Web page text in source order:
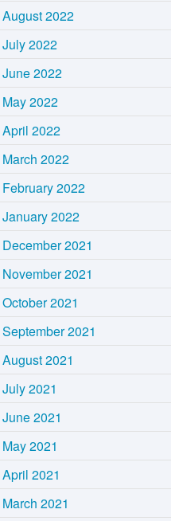
August 2022
July 2022
June 2022
May 2022
April 2022
March 2022
February 2022
January 2022
December 2021
November 2021
October 2021
September 2021
August 2021
July 2021
June 2021
May 2021
April 2021
March 2021